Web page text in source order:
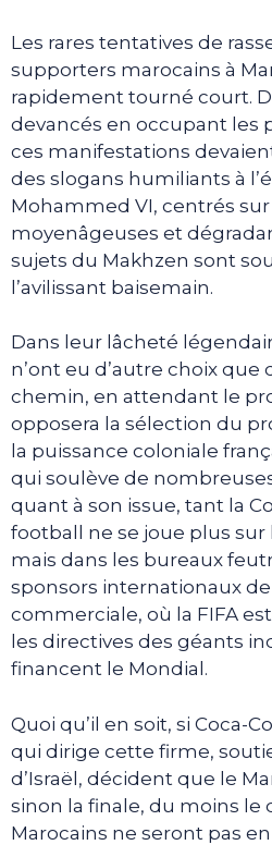
Les rares tentatives de
supporters marocains à
rapidement tourné court.
devancés en occupant les
ces manifestations
des slogans humiliants à
Mohammed VI, centrés
moyenâgeuses et
sujets du Makhzen sont
l’avilissant baisemain.
Dans leur lâcheté
n’ont eu d’autre choix que
chemin, en attendant le
opposera la sélection du
la puissance coloniale
qui soulève de
quant à son issue, tant la
football ne se joue plus
mais dans les bureaux
sponsors internationaux
commerciale, où la FIFA
les directives des géants
financent le Mondial.
Quoi qu’il en soit, si Coca-
qui dirige cette firme,
d’Israël, décident que le
sinon la finale, du moins le
Marocains ne seront pas